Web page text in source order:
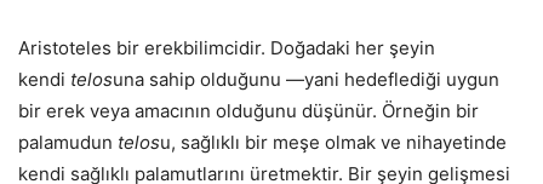
Aristoteles bir erekbilimcidir. Doğadaki her şeyin
kendi telosuna sahip olduğunu —yani hedeflediği uygun
bir erek veya amacının olduğunu düşünür. Örneğin bir
palamudun telosu, sağlıklı bir meşe olmak ve nihayetinde
kendi sağlıklı palamutlarını üretmektir. Bir şeyin gelişmesi